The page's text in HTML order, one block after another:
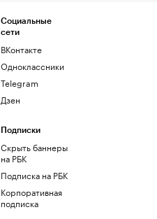
Социальные
сети
ВКонтакте
Одноклассники
Telegram
Дзен
Подписки
Скрыть баннеры
на РБК
Подписка на РБК
Корпоративная
подписка